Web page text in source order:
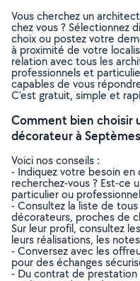
Vous cherchez un
chez vous ? Sélectionnez
choix ou postez votre
à proximité de votre
relation avec tous les
professionnels et
capables de vous
C’est gratuit, simple et
Comment bien choisir
décorateur à
Voici nos conseils :
- Indiquez votre besoin
recherchez-vous ? Est-ce
particulier ou
- Consultez la liste de
décorateurs, proches de
Sur leur profil, consultez
leurs réalisations, les
- Conversez avec les
pour des échanges
- Du contrat de prestation